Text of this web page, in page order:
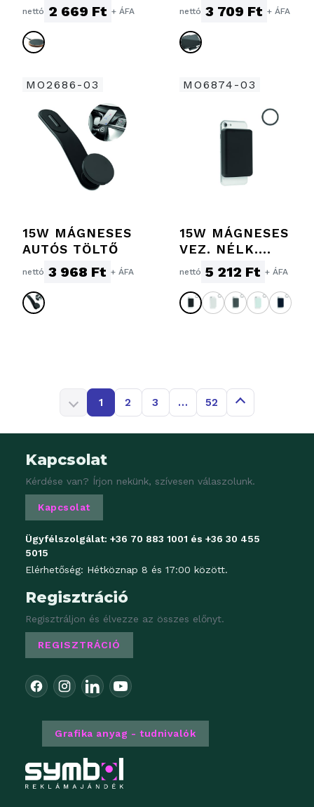
AKÁCIAFA
nettó 2 669 Ft + ÁFA nettó 3 709 Ft + ÁFA
MO2686-03
15W MÁGNESES
AUTÓS TÖLTŐ
nettó 3 968 Ft + ÁFA
MO6874-03
15W MÁGNESES
VEZ. NÉLK.
TÖLTŐ
nettó 5 212 Ft + ÁFA
1 2 3 … 52
Kapcsolat
Kérdése van? Írjon nekünk, szívesen válaszolunk.
Kapcsolat
Ügyfélszolgálat: +36 70 883 1001 és +36 30 455
5015
Elérhetőség: Hétköznap 8 és 17:00 között.
Regisztráció
Regisztráljon és élvezze az összes előnyt.
REGISZTRÁCIÓ
Grafika anyag - tudnivalók